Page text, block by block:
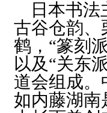
日本书法
古谷仓韵、
鹤，“篆刻
以及“关东
道会组成。
如内藤湖南